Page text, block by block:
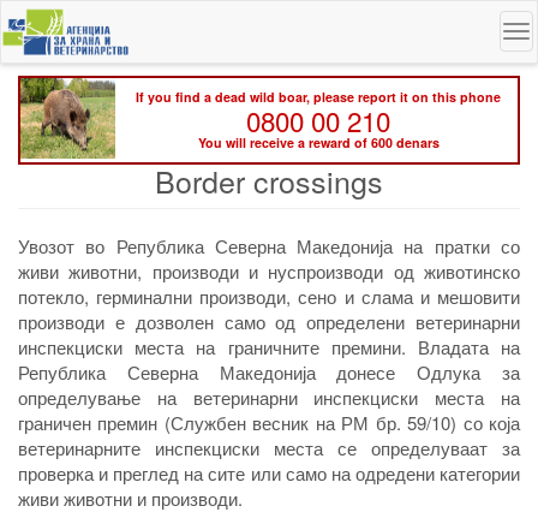
Skip
to
main
content
If you find a dead wild boar, please report it on this phone
0800 00 210
You will receive a reward of 600 denars
Border crossings
Увозот во Република Северна Македонија на пратки со
живи животни, производи и нуспроизводи од животинско
потекло, герминални производи, сено и слама и мешовити
производи е дозволен само од определени ветеринарни
инспекциски места на граничните премини. Владата на
Република Северна Македонија донесе Одлука за
определување на ветеринарни инспекциски места на
граничен премин (Службен весник на РМ бр. 59/10) со која
ветеринарните инспекциски места се определуваат за
проверка и преглед на сите или само на одредени категории
живи животни и производи.